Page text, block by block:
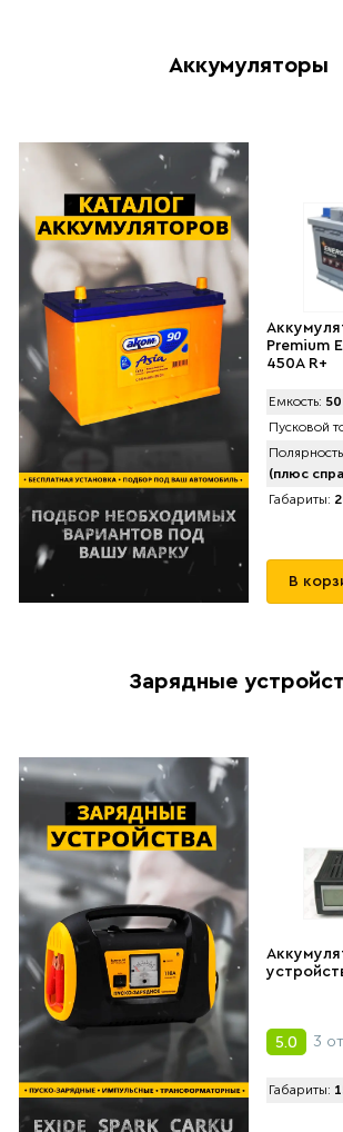
Аккумуляторы
Аккумулятор PLATIN
SILVER (60 А/ч) 600A R+
низкий
Емкость:
Пусковой ток:
Габариты:
242x175x175
299 руб.
В корзину
Premium
450A R+
Емкость:
Пусковой
(плюс
Габариты:
В
Зарядные
Аккумулятор Зарядное
устройство Вымпел 55
Габариты:155x85x200
266 руб.
5.0 3
Габариты: